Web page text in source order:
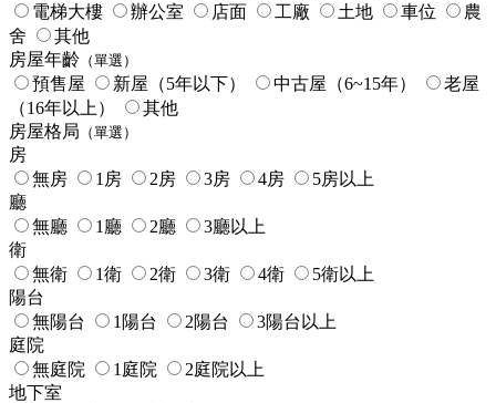
電梯大樓
辦公室 店面 工廠 土地 車位
農
舍
其他
房屋年齡 （單選）
預售屋 新屋（5年以下） 中古屋（6~15年）
老屋
（16年以上）
其他
房屋格局 （單選）
房
無房
1房 2房 3房 4房
5房以上
廳
無廳
1廳 2廳
3廳以上
衛
無衛
1衛 2衛 3衛 4衛
5衛以上
陽台
無陽台
1陽台 2陽台
3陽台以上
庭院
無庭院
1庭院
2庭院以上
地下室